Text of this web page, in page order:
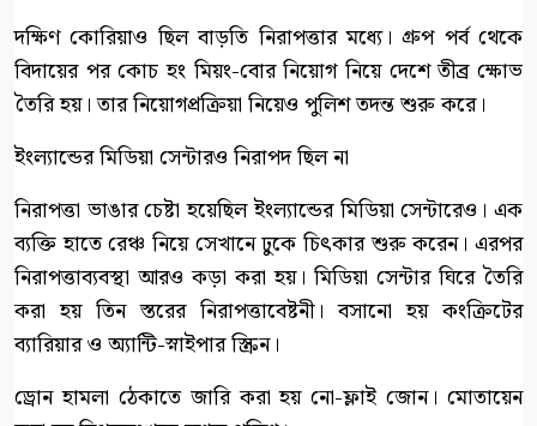
দক্ষিণ কোরিয়াও ছিল বাড়তি নিরাপত্তার মধ্যে। গ্রুপ পর্ব থেকে
বিদায়ের পর কোচ হং মিয়ং-বোর নিয়োগ নিয়ে দেশে তীব্র ক্ষোভ
তৈরি হয়। তার নিয়োগপ্রক্রিয়া নিয়েও পুলিশ তদন্ত শুরু করে।
ইংল্যান্ডের মিডিয়া সেন্টারও নিরাপদ ছিল না
নিরাপত্তা ভাঙার চেষ্টা হয়েছিল ইংল্যান্ডের মিডিয়া সেন্টারেও। এক
ব্যক্তি হাতে রেঞ্চ নিয়ে সেখানে ঢুকে চিৎকার শুরু করেন। এরপর
নিরাপত্তাব্যবস্থা আরও কড়া করা হয়। মিডিয়া সেন্টার ঘিরে তৈরি
করা হয় তিন স্তরের নিরাপত্তাবেষ্টনী। বসানো হয় কংক্রিটের
ব্যারিয়ার ও অ্যান্টি-স্নাইপার স্ক্রিন।
ড্রোন হামলা ঠেকাতে জারি করা হয় নো-ফ্লাই জোন। মোতায়েন